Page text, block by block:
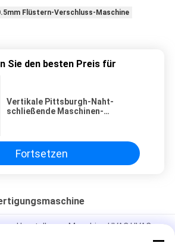
Flüstern-Verschluss-Maschine
Sie den besten Preis für
Vertikale Pittsburgh-Naht-
schließende Maschinen-
Fortsetzen
Herstellungs-Maschine HVAC HVAC
Rohr-Ellbogen-Hersteller